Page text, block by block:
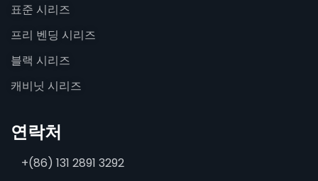
표준 시리즈
프리 벤딩 시리즈
블랙 시리즈
캐비닛 시리즈
연락처
+(86) 131 2891 3292